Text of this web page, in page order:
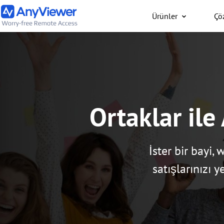
Ürünler
bilgisayarınıza PC/
üzerinden her yerden
Ortaklar ile
İster bir bayi,